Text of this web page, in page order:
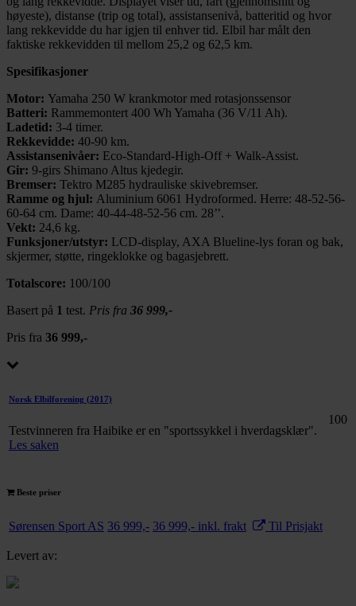
høyeste), distanse (trip og total), assistansenivå, batteritid og hvor
lang rekkevidde du har igjen til enhver tid. Elbil har målt den
faktiske rekkevidden til mellom 25,2 og 62,5 km.
Spesifikasjoner
Motor: Yamaha 250 W krankmotor med rotasjonssensor
Batteri: Rammemontert 400 Wh Yamaha (36 V/11 Ah).
Ladetid: 3-4 timer.
Rekkevidde: 40-90 km.
Assistansenivåer: Eco-Standard-High-Off + Walk-Assist.
Gir: 9-girs Shimano Altus kjedegir.
Bremser: Tektro M285 hydrauliske skivebremser.
Ramme og hjul: Aluminium 6061 Hydroformed. Herre: 48-52-56-
60-64 cm. Dame: 40-44-48-52-56 cm. 28’’.
Vekt: 24,6 kg.
Funksjoner/utstyr: LCD-display, AXA Blueline-lys foran og bak,
skjermer, støtte, ringeklokke og bagasjebrett.
Totalscore: 100/100
Basert på 1 test. Pris fra 36 999,-
Pris fra 36 999,-
Norsk Elbilforening (2017)
Testvinneren fra Haibike er en "sportssykkel i hverdagsklær".
Les saken
100
Beste priser
Sørensen Sport AS 36 999,- 36 999,- inkl. frakt Til Prisjakt
Levert av: